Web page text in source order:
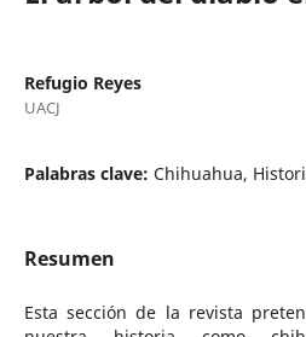
Refugio Reyes
UACJ
Palabras clave: Chihuahua,
Resumen
Esta sección de la revista